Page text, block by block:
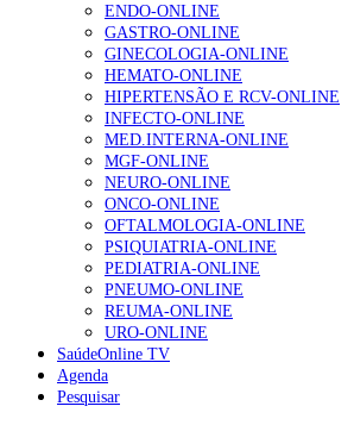
Alguns milhares de utentes
família com nova regras do
175 visualizações
Quase quatro em cada dez
apresentavam níveis elevados de
86 visualizações
“Os programas de rastreio do
custo-efetivos e representam um
sustentável para os sistemas de
66 visualizações
ENDO-ONLINE
GASTRO-ONLINE
GINECOLOGIA-ONLINE
HEMATO-ONLINE
HIPERTENSÃO E RCV-ONLINE
INFECTO-ONLINE
MED.INTERNA-ONLINE
MGF-ONLINE
NEURO-ONLINE
ONCO-ONLINE
OFTALMOLOGIA-ONLINE
PSIQUIATRIA-ONLINE
PEDIATRIA-ONLINE
PNEUMO-ONLINE
REUMA-ONLINE
URO-ONLINE
SaúdeOnline TV
Agenda
Pesquisar